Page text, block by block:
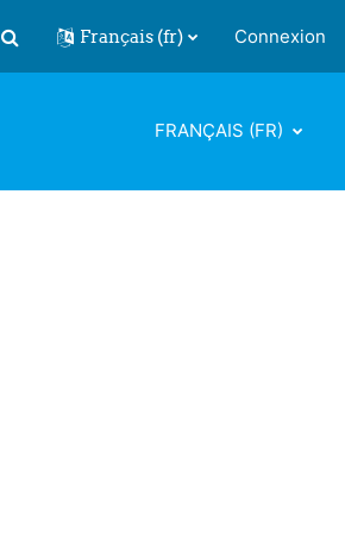
Activer/désactiver la saisie de
Français ‎(fr)‎ Connexion
FRANÇAIS ‎(FR)‎